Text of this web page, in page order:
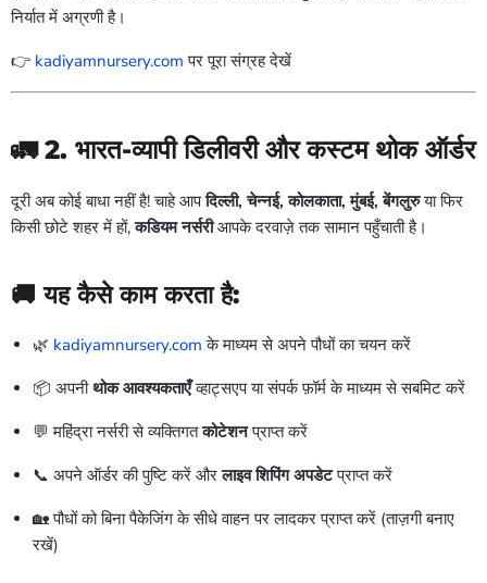
निर्यात में अग्रणी है।
👉 kadiyamnursery.com पर पूरा संग्रह देखें
🚛 2. भारत-व्यापी डिलीवरी और कस्टम थोक ऑर्डर
दूरी अब कोई बाधा नहीं है! चाहे आपदिल्ली, चेन्नई, कोलकाता, मुंबई, बेंगलुरुया फिर
किसी छोटे शहर में हों,कडियम नर्सरीआपके दरवाज़े तक सामान पहुँचाती है।
🚚 यह कैसे काम करता है:
🌿 kadiyamnursery.com के माध्यम से अपने पौधों का चयन करें
📦 अपनीथोक आवश्यकताएँव्हाट्सएप या संपर्क फ़ॉर्म के माध्यम से सबमिट करें
💬 महिंद्रा नर्सरी से व्यक्तिगतकोटेशनप्राप्त करें
📞 अपने ऑर्डर की पुष्टि करें औरलाइव शिपिंग अपडेटप्राप्त करें
🏡 पौधों को बिना पैकेजिंग के सीधे वाहन पर लादकर प्राप्त करें (ताज़गी बनाए
रखें)